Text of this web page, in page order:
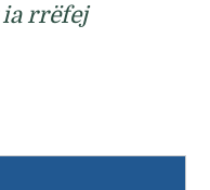
rrëfej